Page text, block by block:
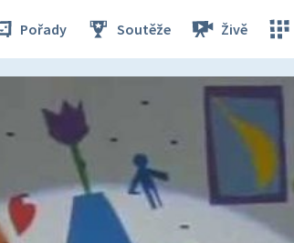
Pořady Soutěže Živě